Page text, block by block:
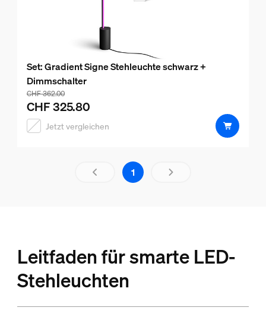
Set: Gradient Signe Stehleuchte schwarz +
Dimmschalter
Der Preis des Pakets beträgt CHF 325.80, der Preis der
CHF 362.00
CHF 325.80
Jetzt vergleichen
Ergebnisseite 1 von 1 geladen
1
Leitfaden für smarte LED-
Stehleuchten